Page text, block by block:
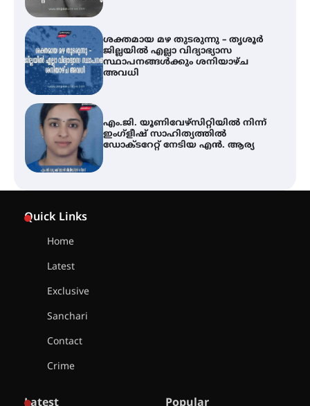
ശക്തമായ മഴ തുടരുന്നു – തൃശൂർ
ജില്ലയിൽ എല്ലാ വിദ്യാഭ്യാസ
സ്ഥാപനങ്ങൾക്കും ശനിയാഴ്ച
അവധി
എം.ജി. യൂണിവേഴ്‌സിറ്റിയിൽ നിന്ന്
ഇംഗ്ളീഷ് സാഹിത്യത്തിൽ
ഡോക്ടറേറ്റ് നേടിയ എൻ. ആര്യ
നിക്ഷേപക സംരക്ഷണ സമിതി
Quick Links
Home
Latest
Exclusive
Sanchari
Contact
Crime